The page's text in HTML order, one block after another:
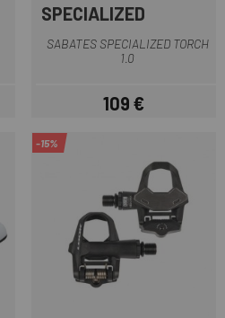
SPECIALIZED
SABATES SPECIALIZED TORCH
1.0
Preu
109 €
-15%